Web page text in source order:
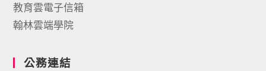
教育雲電子信箱
翰林雲端學院
公務連結